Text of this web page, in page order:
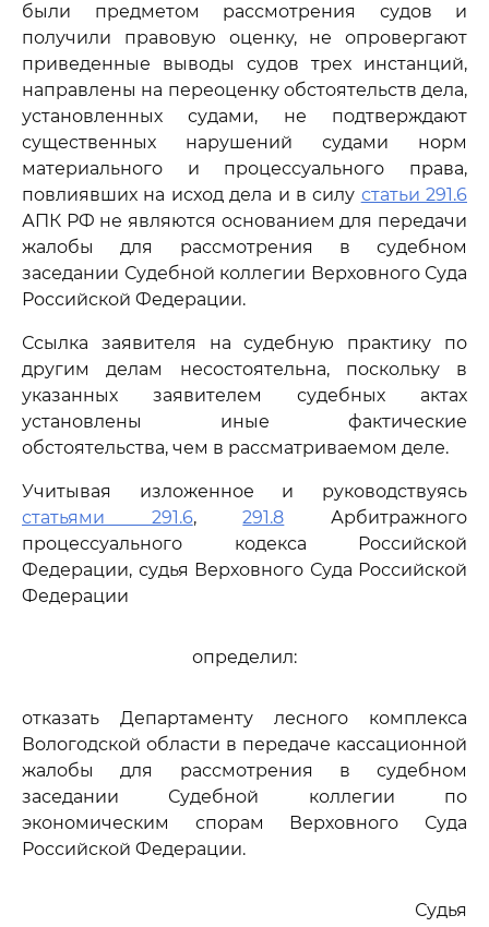
были предметом рассмотрения судов и
получили правовую оценку, не опровергают
приведенные выводы судов трех инстанций,
направлены на переоценку обстоятельств дела,
установленных судами, не подтверждают
существенных нарушений судами норм
материального и процессуального права,
повлиявших на исход дела и в силу статьи 291.6
АПК РФ не являются основанием для передачи
жалобы для рассмотрения в судебном
заседании Судебной коллегии Верховного Суда
Российской Федерации.
Ссылка заявителя на судебную практику по
другим делам несостоятельна, поскольку в
указанных заявителем судебных актах
установлены иные фактические
обстоятельства, чем в рассматриваемом деле.
Учитывая изложенное и руководствуясь
статьями 291.6,291.8 Арбитражного
процессуального кодекса Российской
Федерации, судья Верховного Суда Российской
Федерации
определил:
отказать Департаменту лесного комплекса
Вологодской области в передаче кассационной
жалобы для рассмотрения в судебном
заседании Судебной коллегии по
экономическим спорам Верховного Суда
Российской Федерации.
Судья